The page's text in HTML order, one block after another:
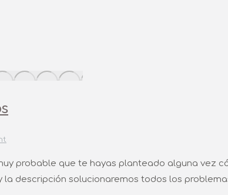
probable que te hayas planteado alguna vez
descripción solucionaremos todos los